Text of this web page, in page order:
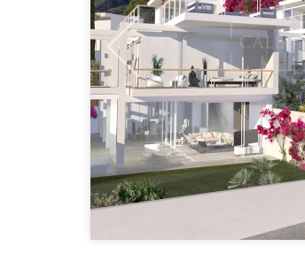
Previous